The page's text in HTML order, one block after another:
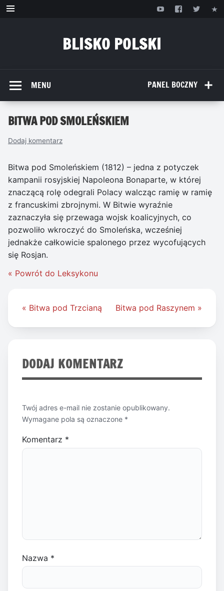
Przejdź
BLISKO POLSKI
PANEL BOCZNY
MENU
BITWA POD SMOLEŃSKIEM
Dodaj komentarz
Bitwa pod Smoleńskiem (1812) – jedna z potyczek
kampanii rosyjskiej Napoleona Bonaparte, w której
znaczącą rolę odegrali Polacy walcząc ramię w ramię
z francuskimi zbrojnymi. W Bitwie wyraźnie
zaznaczyła się przewaga wojsk koalicyjnych, co
pozwoliło wkroczyć do Smoleńska, wcześniej
jednakże całkowicie spalonego przez wycofujących
się Rosjan.
« Powrót do Leksykonu
Nawigacja
« Bitwa pod Trzcianą Bitwa pod Raszynem »
DODAJ KOMENTARZ
Twój adres e-mail nie zostanie opublikowany.
Wymagane pola są oznaczone *
Komentarz *
Nazwa *